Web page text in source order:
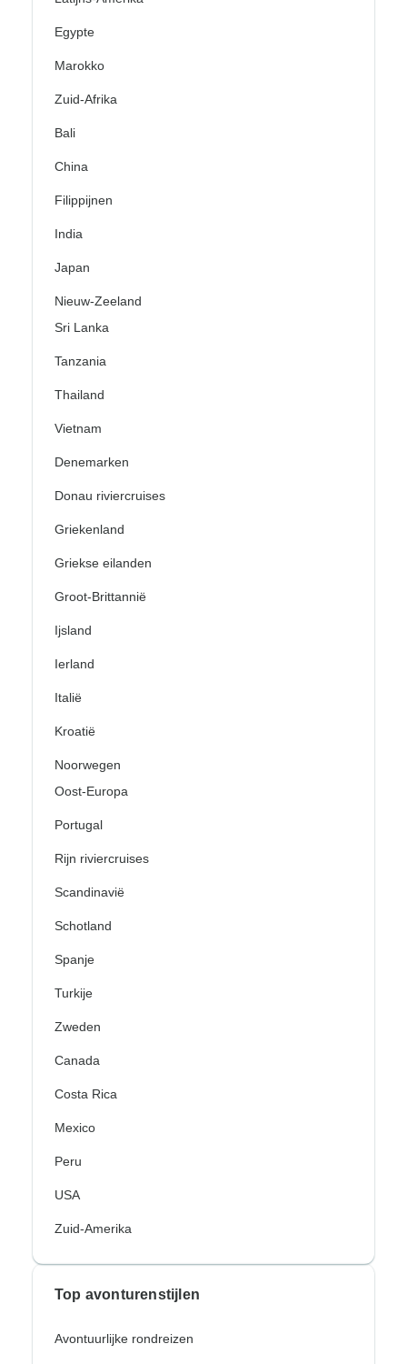
Egypte
Marokko
Zuid-Afrika
Bali
China
Filippijnen
India
Japan
Nieuw-Zeeland
Sri Lanka
Tanzania
Thailand
Vietnam
Denemarken
Donau riviercruises
Griekenland
Griekse eilanden
Groot-Brittannië
Ijsland
Ierland
Italië
Kroatië
Noorwegen
Oost-Europa
Portugal
Rijn riviercruises
Scandinavië
Schotland
Spanje
Turkije
Zweden
Canada
Costa Rica
Mexico
Peru
USA
Zuid-Amerika
Top avonturenstijlen
Avontuurlijke rondreizen